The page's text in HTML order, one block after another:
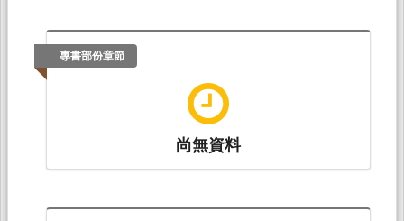
專書部份章節
尚無資料